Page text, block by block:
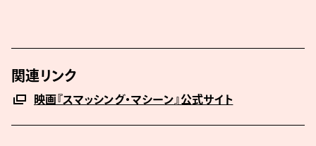
関連リンク
映画『スマッシング・マシーン』公式サイト